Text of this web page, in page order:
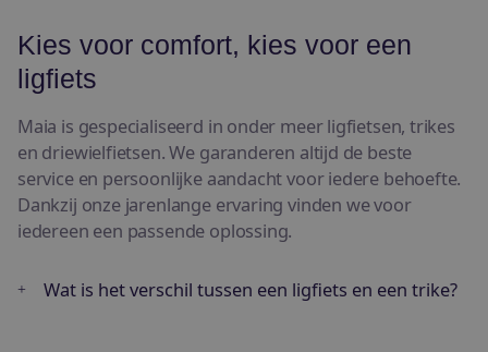
Kies voor comfort, kies voor een
ligfiets
Maia is gespecialiseerd in onder meer ligfietsen, trikes
en driewielfietsen. We garanderen altijd de beste
service en persoonlijke aandacht voor iedere behoefte.
Dankzij onze jarenlange ervaring vinden we voor
iedereen een passende oplossing.
Wat is het verschil tussen een ligfiets en een trike?